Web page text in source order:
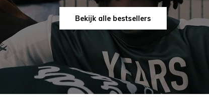
Bekijk alle bestsellers